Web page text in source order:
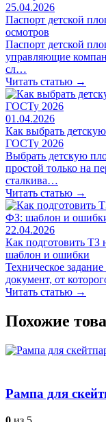
25.04.2026
Паспорт детской
осмотров
Паспорт детской
управляющие
сл…
Читать статью →
01.04.2026
Как выбрать
ГОСТу 2026
Выбрать детскую
простой только на
сталкива…
Читать статью →
22.04.2026
Как подготовить ТЗ
шаблон и ошибки
Техническое
документ, от
Читать статью →
Похожие
Рампа для